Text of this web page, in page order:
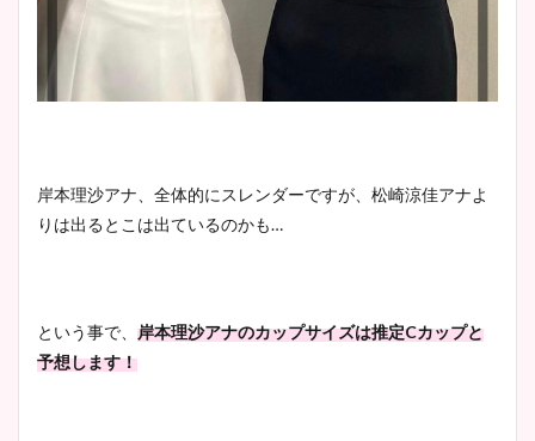
岸本理沙アナ、全体的にスレンダーですが、松崎涼佳アナよ
りは出るとこは出ているのかも…
という事で、 岸本理沙アナのカップサイズは推定Cカップと
予想します！